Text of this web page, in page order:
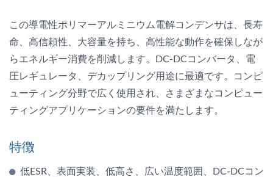
この導電性ポリマーアルミニウム電解コンデンサは、長寿
命、高信頼性、大容量を持ち、高性能な動作を確保しなが
らエネルギー消費を削減します。DC-DCコンバータ、電
圧レギュレータ、デカップリング用途に最適です。コンピ
ューティング分野で広く使用され、さまざまなコンピュー
ティングアプリケーションの要件を満たします。
特徴
低ESR、表面実装、低高さ、広い温度範囲、DC-DCコン